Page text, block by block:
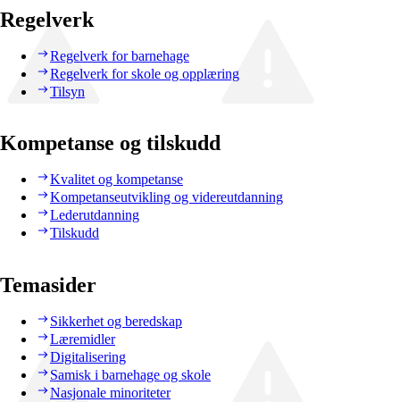
Regelverk
Regelverk for barnehage
Regelverk for skole og opplæring
Tilsyn
Kompetanse og tilskudd
Kvalitet og kompetanse
Kompetanseutvikling og videreutdanning
Lederutdanning
Tilskudd
Temasider
Sikkerhet og beredskap
Læremidler
Digitalisering
Samisk i barnehage og skole
Nasjonale minoriteter